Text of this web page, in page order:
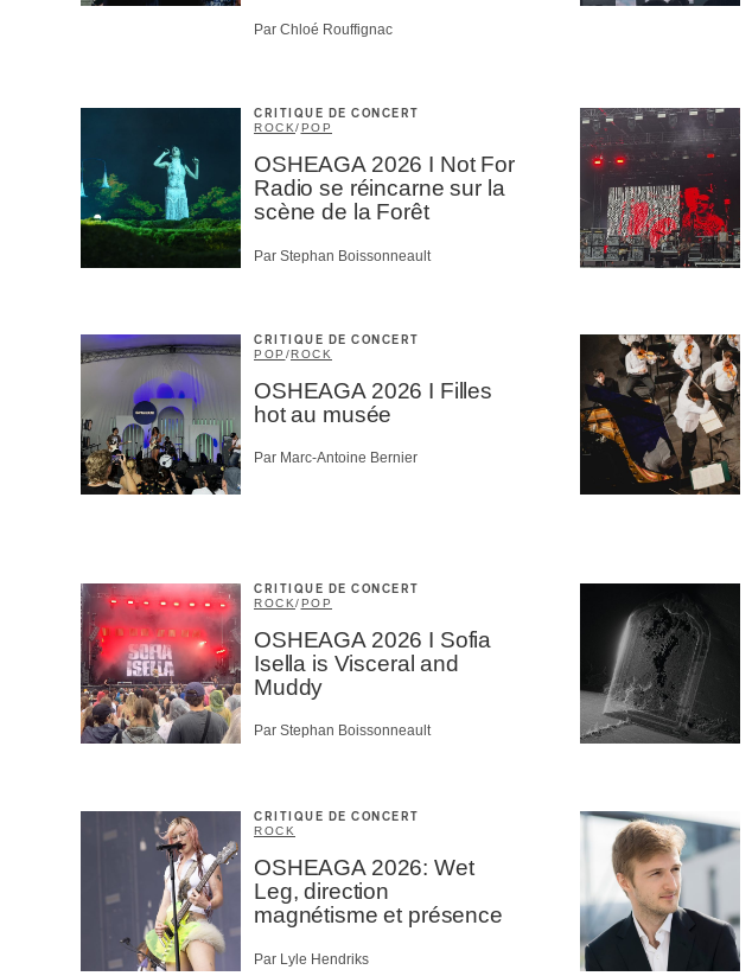
Par Chloé Rouffignac
CRITIQUE DE CONCERT
ROCK/POP
OSHEAGA 2026 I Not For
Radio se réincarne sur la
scène de la Forêt
Par Stephan Boissonneault
CRITIQUE DE CONCERT
POP /ROCK
OSHEAGA 2026 I Filles
hot au musée
Par Marc-Antoine Bernier
CRITIQUE DE CONCERT
ROCK/POP
OSHEAGA 2026 I Sofia
Isella is Visceral and
Muddy
Par Stephan Boissonneault
CRITIQUE DE CONCERT
ROCK
OSHEAGA 2026: Wet
Leg, direction
magnétisme et présence
Par Lyle Hendriks